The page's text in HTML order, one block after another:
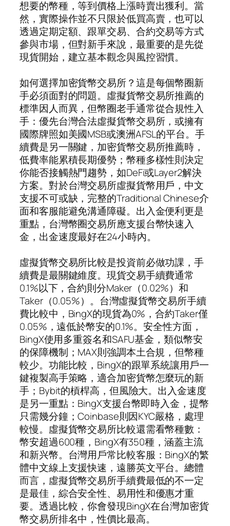
想要的幣種，等到價格上漲時賣出獲利。當
然，實際操作並不只限於低買高賣，也可以
透過定期定額、跟單交易、合約交易等方式
參與市場，但對新手來說，最重要的是先從
現貨開始，建立基本觀念與風控習慣。
如何選擇加密貨幣交易所？這是每個幣圈新
手必須面對的問題。虛擬貨幣交易所推薦的
標準因人而異，但幣圈老手通常從合規性入
手：優先台灣合法虛擬貨幣交易所，或擁有
國際牌照如美國MSB或澳洲AFSL的平台。手
續費是另一關鍵，加密貨幣交易所推薦時，
低費率能累積長期優勢；幣種多樣性則決定
你能否接觸熱門趨勢，如DeFi或Layer2解決
方案。對於台灣交易所虛擬貨幣用戶，中文
支援不可或缺，完整的Traditional Chinese介
面和客服能避免溝通障礙。出入金便利更是
重點，台灣幣圈交易所應支援台幣快速入
金，出金速度最好在24小時內。
虛擬貨幣交易所比較是投資前必做功課，手
續費是最關鍵維度。現貨交易手續費通常
0.1%以下，合約則分Maker（0.02%）和
Taker（0.05%）。台灣虛擬貨幣交易所手續
費比較中，BingX的現貨為0%，合約Taker僅
0.05%，遠低於幣安的0.1%。安全性方面，
BingX使用多重簽名和SAFU基金，類似幣安
的保障機制；MAX則強調本土合規，但幣種
較少。功能比較，BingX的跟單系統讓用戶一
鍵複製高手策略，適合加密貨幣怎麼玩的新
手；Bybit的槓桿高，但風險大。出入金速度
是另一重點：BingX支援台幣即時入金，提幣
只需幾分鐘；Coinbase則因KYC嚴格，處理
較慢。虛擬貨幣交易所比較還需看幣種數：
幣安超過600種，BingX有350種，涵蓋主流
和新兴幣。台灣用戶常比較客服：BingX的繁
體中文線上支援快速，遠勝英文平台。總體
而言，虛擬貨幣交易所手續費最低的不一定
是最佳，綜合安全性、易用性和優惠才重
要。透過比較，你會發現BingX在台灣加密貨
幣交易所排名中，性價比最高。